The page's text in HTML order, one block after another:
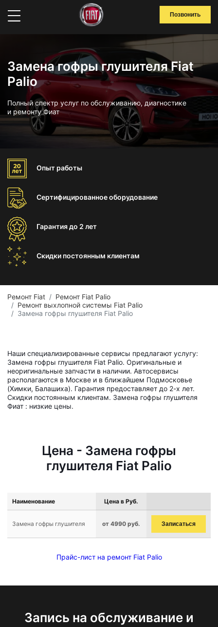
Позвонить
Замена гофры глушителя Fiat
Palio
Полный спектр услуг по обслуживанию, диагностике
и ремонту Фиат
Опыт работы
Сертифицированноеоборудование
Гарантиядо 2 лет
Скидки постоянным клиентам
Ремонт Fiat
Ремонт Fiat Palio
Ремонт выхлопной системы Fiat Palio
Замена гофры глушителя Fiat Palio
Наши специализированные сервисы предлагают услугу:
Замена гофры глушителя Fiat Palio. Оригинальные и
неоригинальные запчасти в наличии. Автосервисы
располагаются в Москве и в ближайшем Подмосковье
(Химки, Балашиха). Гарантия предоставляет до 2-х лет.
Скидки постоянным клиентам. Замена гофры глушителя
Фиат : низкие цены.
Цена - Замена гофры
глушителя Fiat Palio
Наименование Цена в Руб.
Замена гофры глушителя от 4990 руб. Записаться
Прайс-лист на ремонт Fiat Palio
Запись на обслуживание и